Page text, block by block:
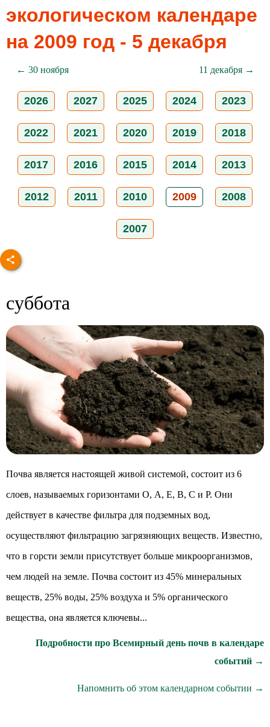
экологическом календаре
на 2009 год - 5 декабря
← 30 ноября 11 декабря →
2026 2027 2025 2024 2023
2022 2021 2020 2019 2018
2017 2016 2015 2014 2013
2012 2011 2010 2009 2008
2007
суббота
Почва является настоящей живой системой, состоит из 6
слоев, называемых горизонтами О, А, Е, В, С и Р. Они
действует в качестве фильтра для подземных вод,
осуществляют фильтрацию загрязняющих веществ. Известно,
что в горсти земли присутствует больше микроорганизмов,
чем людей на земле. Почва состоит из 45% минеральных
веществ, 25% воды, 25% воздуха и 5% органического
вещества, она является ключевы...
Подробности про Всемирный день почв в календаре
событий →
Напомнить об этом календарном событии →